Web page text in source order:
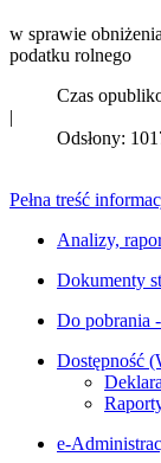
w sprawie
podatku rolnego
Czas
|
Odsłony:
Pełna treść
Analizy,
Dokumenty
Do pobrania
Dostępność
e-